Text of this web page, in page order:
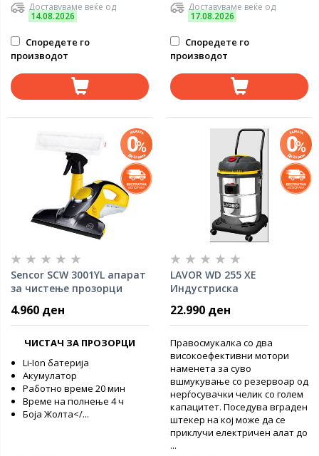
Доставуваме веќе од
14.08.2026
Споредете го
производот
Доставуваме веќе од
17.08.2026
Споредете го
производот
Sencor SCW 3001YL апарат
за чистење прозорци
4.960 ден
ЧИСТАЧ ЗА ПРОЗОРЦИ
Li-Ion батерија
Акумулатор
Работно време 20 мин
Време на полнење 4 ч
Боја Жолта</...
LAVOR WD 255 XE
Индустриска
22.990 ден
Правосмукалка со два
високоефективни мотори
наменета за суво
вшмукување со резервоар од
нерѓосувачки челик со голем
капацитет. Поседува вграден
штекер на кој може да се
приклучи електричен алат до
...